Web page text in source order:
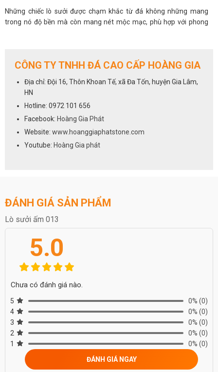
Những chiếc lò sưởi được chạm khắc từ đá không những mang
trong nó độ bền mà còn mang nét mộc mạc, phù hợp với phong
Việc đưa lò sưởi đá vào trang trí nhà cửa sẽ giúp bạn tận dụng được
những khoảng trống trong ngôi nhà làm thay đổi cả một không
gian nội thất. Tuy nhiên, cần chọn vị trí đặt lò sưởi sao cho phù hợp
quan niệm về phong thủy, lò sưởi là nơi mang lại sinh khí cho các
thành viên trong nhà nên tuyệt đối không được bịt kín lò sưởi để
không khí được lưu thông.
CÔNG TY TNHH ĐÁ CAO CẤP HOÀNG GIA
Địa chỉ: Đội 16, Thôn Khoan Tế, xã Đa Tốn, huyện Gia Lâm,
HN
Hotline: 0972 101 656
Facebook: Hoàng Gia Phát
Website: www.hoanggiaphatstone.com
Youtube: Hoàng Gia phát
ĐÁNH GIÁ SẢN PHẨM
Lò sưởi ấm 013
5.0
Chưa có đánh giá nào.
5 0% (0)
4
0% (0)
3
0% (0)
2
0% (0)
1
0% (0)
ĐÁNH GIÁ NGAY